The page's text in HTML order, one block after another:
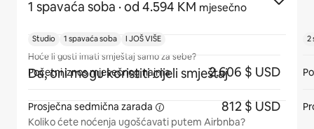
1 spavaća soba · od 4.594 KM mjesečno
Hoće li gosti imati smještaj samo za sebe?
Da, oni mogu koristiti cijeli smještaj
Koliko ćete noćenja ugošćavati putem Airbnba?
Studio 1 spavaća soba I JOŠ VIŠE
Početni iznos mjesečnog najma 2.606 $ USD
Prosječna sedmična zarada 812 $ USD
2